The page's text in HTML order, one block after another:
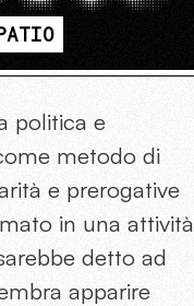
politica e
metodo di
e prerogative
in una attività
detto ad
apparire